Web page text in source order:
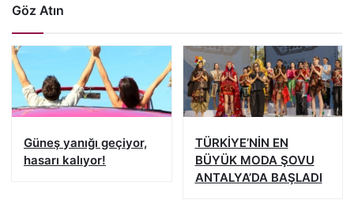
Göz Atın
Güneş yanığı geçiyor,
hasarı kalıyor!
TÜRKİYE’NİN EN
BÜYÜK MODA ŞOVU
ANTALYA’DA BAŞLADI